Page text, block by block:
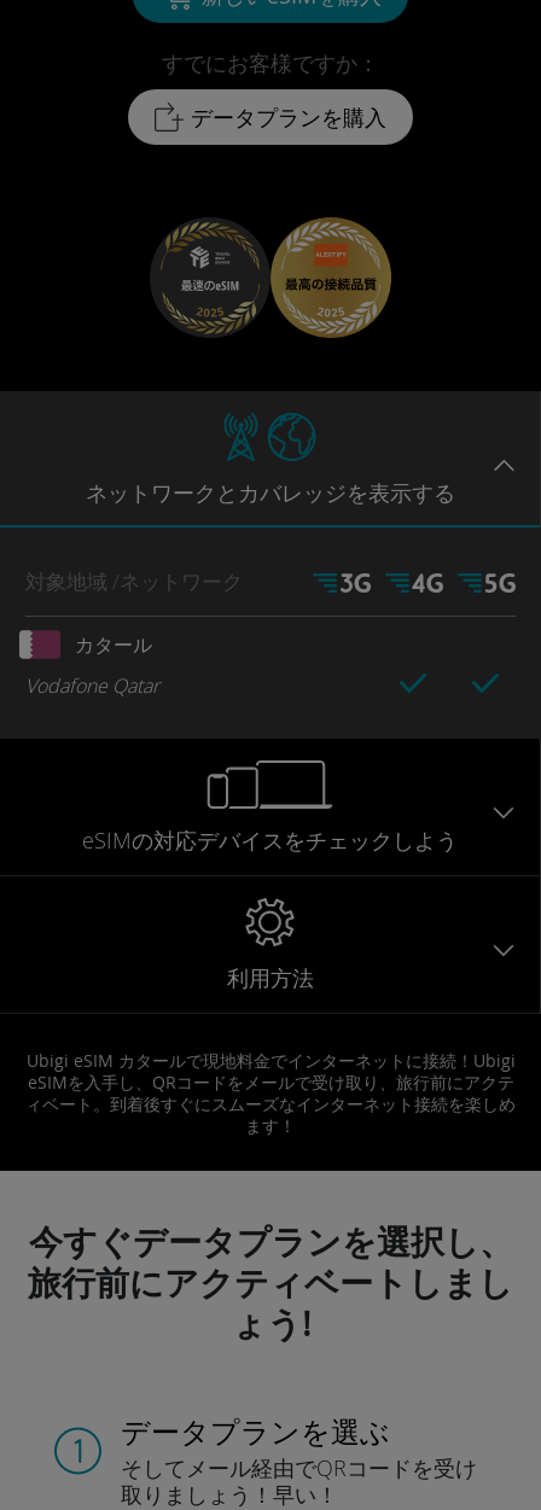
すでにお客様ですか：
データプランを購入
ネットワークとカバレッジを表示する
対象地域 /ネットワーク
カタール
Vodafone Qatar
eSIMの対応デバイスをチェックしよう
利用方法
Ubigi eSIM カタールで現地料金でインターネットに接続！Ubigi
eSIMを入手し、QRコードをメールで受け取り、旅行前にアクテ
ィベート。到着後すぐにスムーズなインターネット接続を楽しめ
ます！
今すぐデータプランを選択し、
旅行前にアクティベートしまし
ょう!
データプランを選ぶ
そしてメール経由でQRコードを受け
取りましょう！早い！